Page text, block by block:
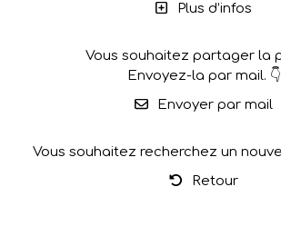
Plus d’infos
Vous souhaitez partager la
Envoyez-la par mail. 👇
Envoyer par mail
Vous souhaitez recherchez un
Retour